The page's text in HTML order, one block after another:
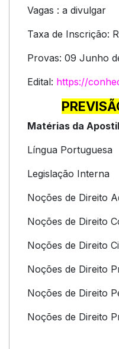
Vagas : a divulgar
Taxa de Inscrição:
Provas: 09 Junho
Edital: https://
Matérias da
Língua Portuguesa
Legislação Interna
Noções de Direito
Noções de Direito
Noções de Direito
Noções de Direito
Noções de Direito
Noções de Direito